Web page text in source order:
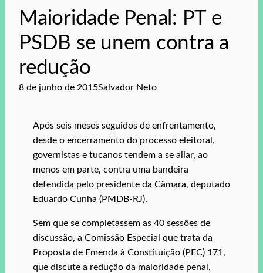
Maioridade Penal: PT e
PSDB se unem contra a
redução
8 de junho de 2015Salvador Neto
Após seis meses seguidos de enfrentamento,
desde o encerramento do processo eleitoral,
governistas e tucanos tendem a se aliar, ao
menos em parte, contra uma bandeira
defendida pelo presidente da Câmara, deputado
Eduardo Cunha (PMDB-RJ).
Sem que se completassem as 40 sessões de
discussão, a Comissão Especial que trata da
Proposta de Emenda à Constituição (PEC) 171,
que discute a redução da maioridade penal,